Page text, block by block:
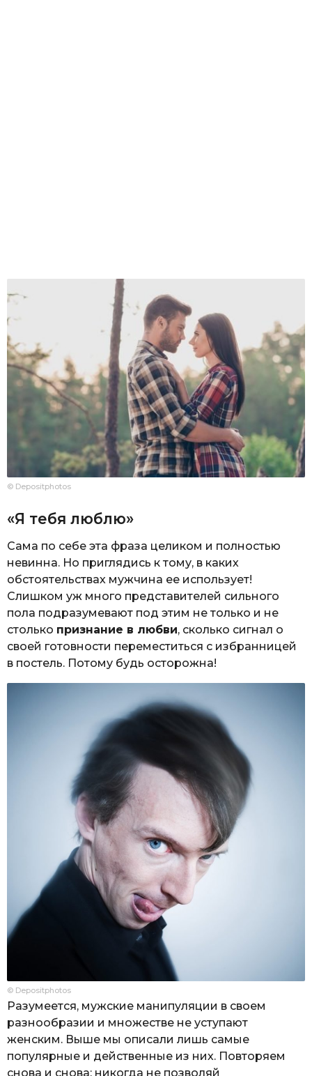
© Depositphotos
«Я тебя люблю»
Сама по себе эта фраза целиком и полностью
невинна. Но приглядись к тому, в каких
обстоятельствах мужчина ее использует!
Слишком уж много представителей сильного
пола подразумевают под этим не только и не
столько признание в любви, сколько сигнал о
своей готовности переместиться с избранницей
в постель. Потому будь осторожна!
© Depositphotos
Разумеется, мужские манипуляции в своем
разнообразии и множестве не уступают
женским. Выше мы описали лишь самые
популярные и действенные из них. Повторяем
снова и снова: никогда не позволяй